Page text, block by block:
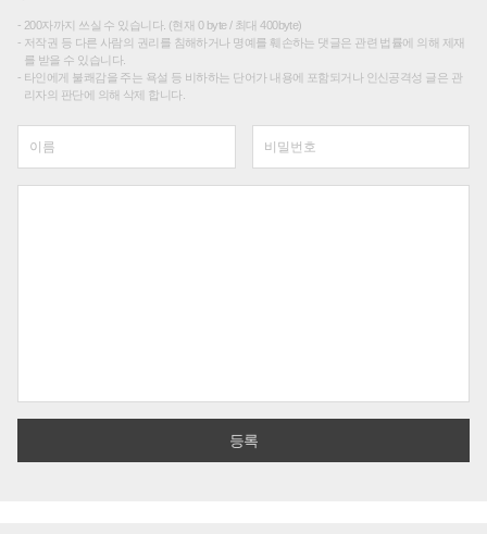
200자까지 쓰실 수 있습니다. (현재 0 byte / 최대 400byte)
저작권 등 다른 사람의 권리를 침해하거나 명예를 훼손하는 댓글은 관련 법률에 의해 제재
를 받을 수 있습니다.
타인에게 불쾌감을 주는 욕설 등 비하하는 단어가 내용에 포함되거나 인신공격성 글은 관
리자의 판단에 의해 삭제 합니다.